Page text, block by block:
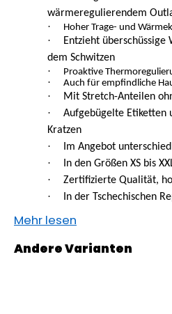
wärmeregulierendem
·
Hoher Trage- und
·
Entzieht
dem Schwitzen
·
Proaktive
· Auch für empfindliche
·
Mit Stretch-Anteilen
·
Aufgebügelte Etiketten
Kratzen
·
Im Angebot
·
In den Größen XS bis
·
Zertifizierte Qualität,
·
In der Tschechischen
Mehr lesen
MITWACHSHOSE
MUSTER
€27,08